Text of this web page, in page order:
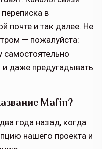
в
почте и так далее. Не
— пожалуйста:
даже предугадывать
Mafin?
года назад, когда
нашего проекта и